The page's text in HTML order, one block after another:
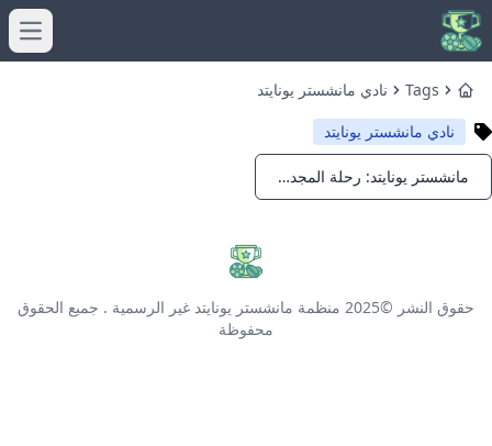
Home
Tags
نادي مانشستر يونايتد
نادي مانشستر يونايتد
Notifications مانشستر يونايتد: رحلة المجد والتاريخ العريق
حقوق النشر ©2025 منظمة مانشستر يونايتد غير الرسمية . جميع الحقوق
محفوظة